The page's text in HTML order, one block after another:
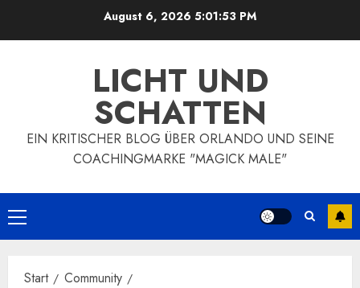
August 6, 2026 5:01:54 PM
LICHT UND
SCHATTEN
EIN KRITISCHER BLOG ÜBER ORLANDO UND SEINE
COACHINGMARKE "MAGICK MALE"
Primäres
Menü
Start
Community